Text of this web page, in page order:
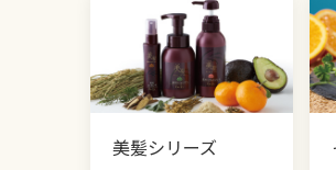
美髪シリーズ